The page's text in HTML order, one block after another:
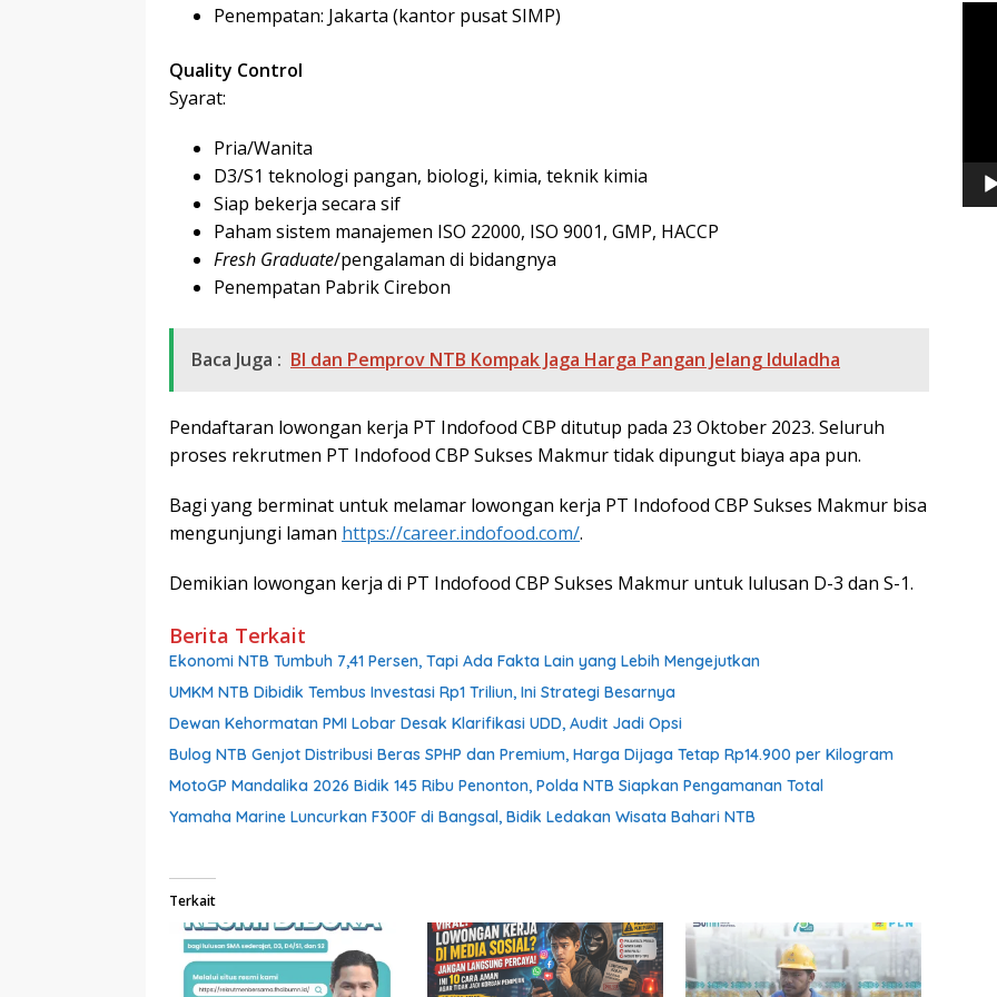
Penempatan: Jakarta (kantor pusat SIMP)
Quality Control
Syarat:
Pria/Wanita
D3/S1 teknologi pangan, biologi, kimia, teknik kimia
Siap bekerja secara sif
Paham sistem manajemen ISO 22000, ISO 9001, GMP, HACCP
Fresh Graduate/pengalaman di bidangnya
Penempatan Pabrik Cirebon
Baca Juga : BI dan Pemprov NTB Kompak Jaga Harga Pangan Jelang Iduladha
Pendaftaran lowongan kerja PT Indofood CBP ditutup pada 23 Oktober 2023. Seluruh
proses rekrutmen PT Indofood CBP Sukses Makmur tidak dipungut biaya apa pun.
Bagi yang berminat untuk melamar lowongan kerja PT Indofood CBP Sukses Makmur bisa
mengunjungi laman https://career.indofood.com/.
Demikian lowongan kerja di PT Indofood CBP Sukses Makmur untuk lulusan D-3 dan S-1.
Berita Terkait
Ekonomi NTB Tumbuh 7,41 Persen, Tapi Ada Fakta Lain yang Lebih Mengejutkan
UMKM NTB Dibidik Tembus Investasi Rp1 Triliun, Ini Strategi Besarnya
Dewan Kehormatan PMI Lobar Desak Klarifikasi UDD, Audit Jadi Opsi
Bulog NTB Genjot Distribusi Beras SPHP dan Premium, Harga Dijaga Tetap Rp14.900 per Kilogram
MotoGP Mandalika 2026 Bidik 145 Ribu Penonton, Polda NTB Siapkan Pengamanan Total
Yamaha Marine Luncurkan F300F di Bangsal, Bidik Ledakan Wisata Bahari NTB
Terkait